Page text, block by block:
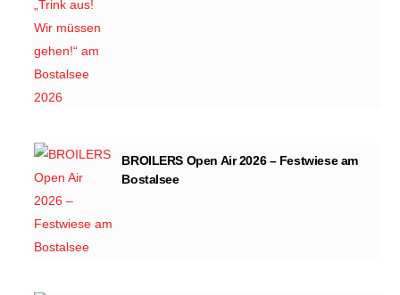
BROILERS Open Air 2026 – Festwiese am
Bostalsee